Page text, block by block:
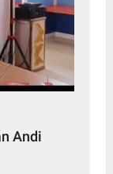
Andi